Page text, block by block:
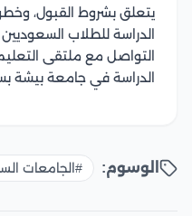
يتعلق بشروط القبول،
الدراسة للطلاب
التواصل مع ملتقى
الدراسة في جامعة بيشة
الوسوم: #الجامعات